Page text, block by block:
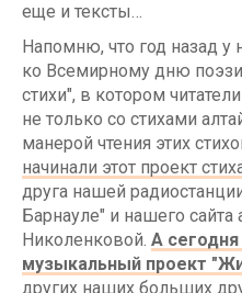
еще и тексты…
Напомню, что год назад у
ко Всемирному дню
стихи", в котором
не только со стихами
манерой чтения этих
начинали этот проект
друга нашей
Барнауле" и нашего сайта
Николенковой. А
музыкальный проект
других наших больших